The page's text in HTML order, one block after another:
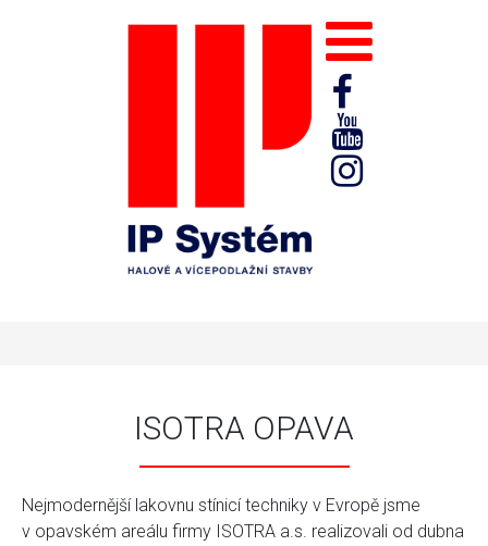
ISOTRA OPAVA
Nejmodernější lakovnu stínicí techniky v Evropě jsme
v opavském areálu firmy ISOTRA a.s. realizovali od dubna